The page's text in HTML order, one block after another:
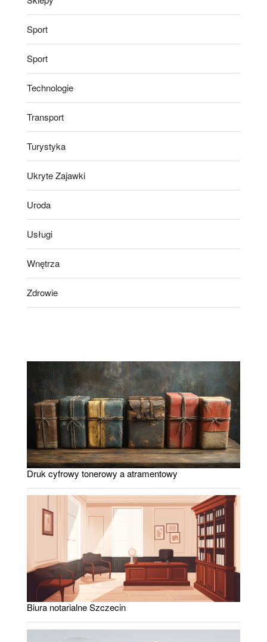
Sport
Sport
Technologie
Transport
Turystyka
Ukryte Zajawki
Uroda
Usługi
Wnętrza
Zdrowie
Druk cyfrowy tonerowy a atramentowy
Biura notarialne Szczecin